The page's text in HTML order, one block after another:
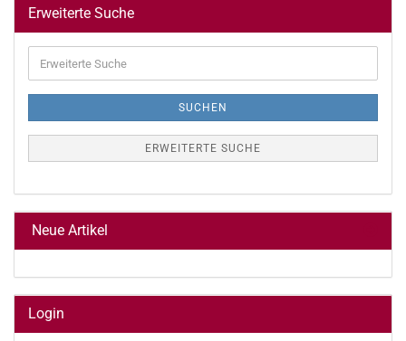
Erweiterte Suche
Suche
SUCHEN
ERWEITERTE SUCHE
Neue Artikel
Login